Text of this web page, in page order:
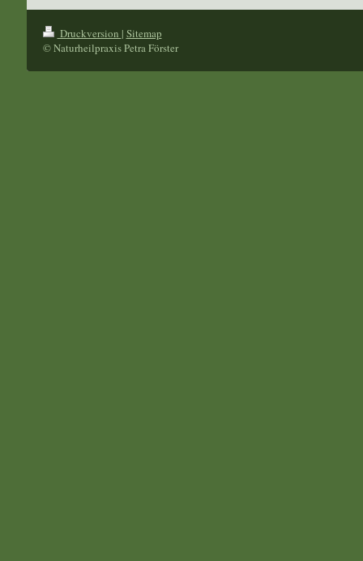
Druckversion | Sitemap
© Naturheilpraxis Petra Förster